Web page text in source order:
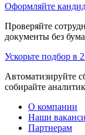
Оформляйте
Проверяйте
документы без
Ускорьте подбор в
Автоматизируйте
собирайте
О компании
Наши
Партнерам